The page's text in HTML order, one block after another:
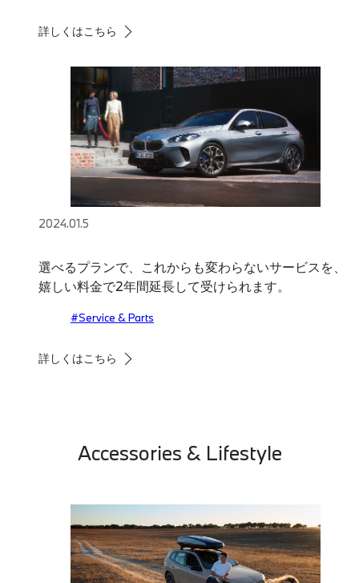
詳しくはこちら
2024.01.5
選べるプランで、これからも変わらないサービスを、
嬉しい料金で2年間延長して受けられます。
#Service & Parts
詳しくはこちら
Accessories & Lifestyle